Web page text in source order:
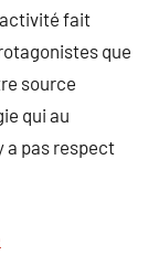
fait
que
source
qui au
a pas respect